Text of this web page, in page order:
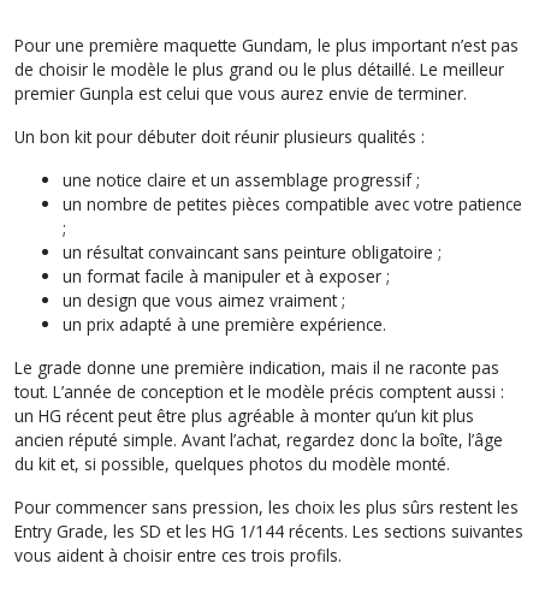
Pour une première maquette Gundam, le plus important n’est pas
de choisir le modèle le plus grand ou le plus détaillé. Le meilleur
premier Gunpla est celui que vous aurez envie de terminer.
Un bon kit pour débuter doit réunir plusieurs qualités :
une notice claire et un assemblage progressif ;
un nombre de petites pièces compatible avec votre patience
;
un résultat convaincant sans peinture obligatoire ;
un format facile à manipuler et à exposer ;
un design que vous aimez vraiment ;
un prix adapté à une première expérience.
Le grade donne une première indication, mais il ne raconte pas
tout. L’année de conception et le modèle précis comptent aussi :
un HG récent peut être plus agréable à monter qu’un kit plus
ancien réputé simple. Avant l’achat, regardez donc la boîte, l’âge
du kit et, si possible, quelques photos du modèle monté.
Pour commencer sans pression, les choix les plus sûrs restent les
Entry Grade, les SD et les HG 1/144 récents. Les sections suivantes
vous aident à choisir entre ces trois profils.